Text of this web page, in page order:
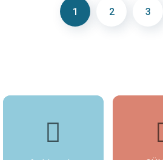
1 2 3